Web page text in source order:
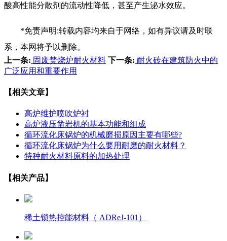
酸高性能分散剂的流动性降低，甚至产生泌水效应。
*免责声明:转载内容均来自于网络，如有异议请及时联
系，本网将予以删除。
上一条: 固废焚烧炉耐火材料 下一条: 耐火砖在建筑防火中的
广泛应用和重要作用
【相关文章】
高炉维护喷吹炉衬
高炉液压凿岩机的基本功能和组成
循环流化床锅炉的机械磨损原因主要有哪些?
循环流化床锅炉为什么要用耐磨的耐火材料？
特种耐火材料原料的加热处理
【相关产品】
稀土锁热控能材料（ ADReJ-101）